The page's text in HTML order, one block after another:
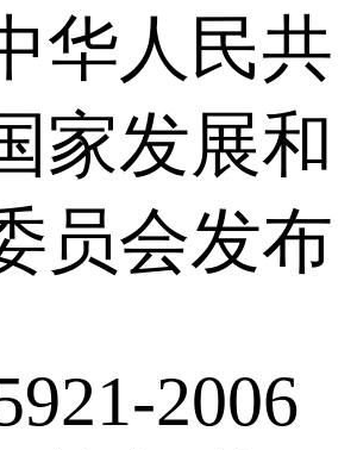
华人民共
家发展和
员会发布
2006